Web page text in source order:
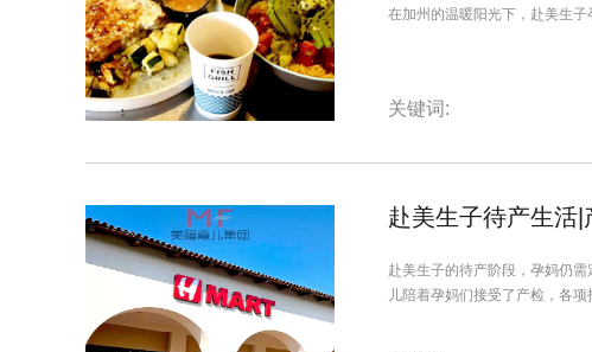
在加州的温暖阳光下，赴美生
关键词:
赴美生子待产生活|
赴美生子的待产阶段，孕妈仍
儿陪着孕妈们接受了产检，各